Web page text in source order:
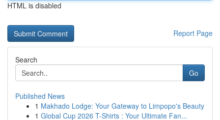
HTML is disabled
Report Page
Search
Go
Published News
1 Makhado Lodge: Your Gateway to Limpopo's Beauty
1 Global Cup 2026 T-Shirts : Your Ultimate Fan...